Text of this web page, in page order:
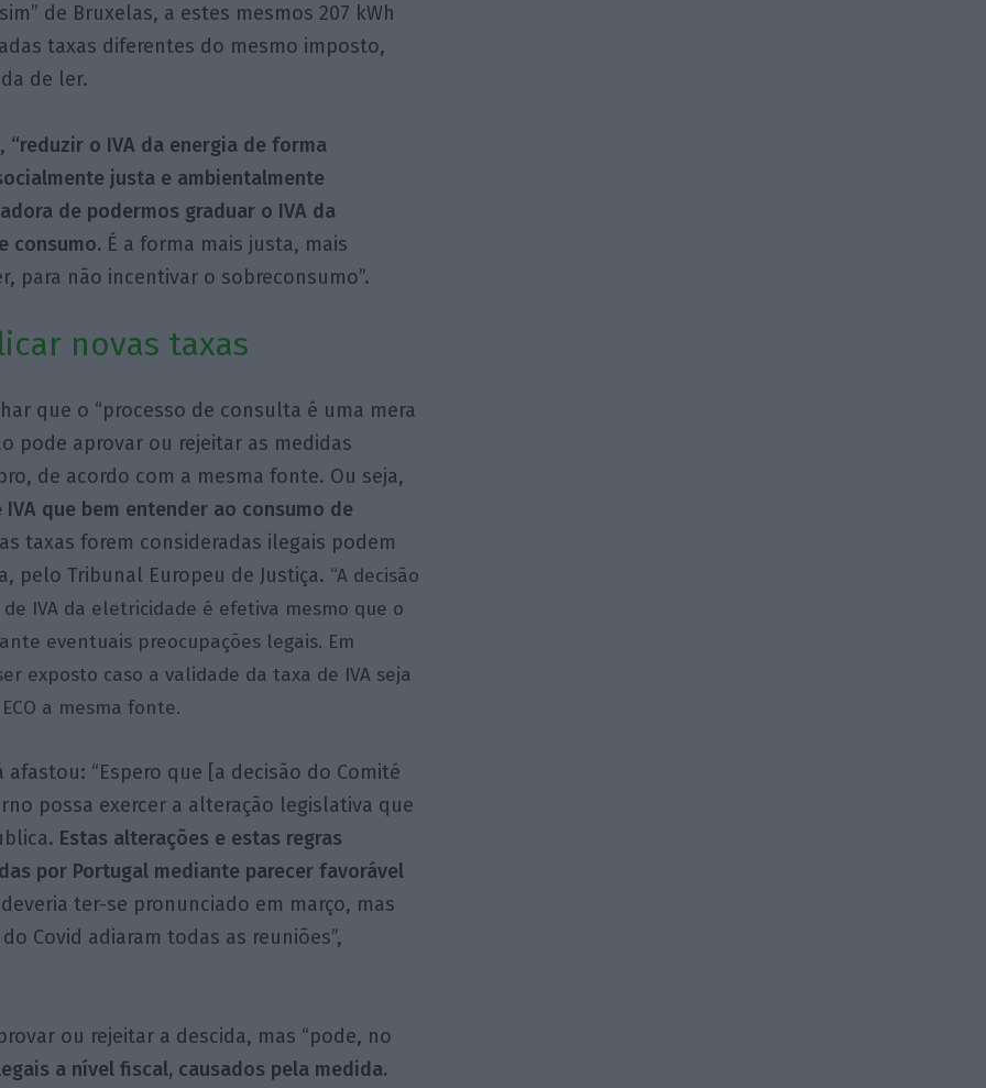
de Bruxelas, a estes mesmos 207 kWh
taxas diferentes do mesmo imposto,
de ler.
“reduzir o IVA da energia de forma
justa e ambientalmente
de podermos graduar o IVA da
consumo. É a forma mais justa, mais
para não incentivar o sobreconsumo”.
novas taxas
que o “processo de consulta é uma mera
pode aprovar ou rejeitar as medidas
de acordo com a mesma fonte. Ou seja,
que bem entender ao consumo de
taxas forem consideradas ilegais podem
pelo Tribunal Europeu de Justiça. “A decisão
IVA da eletricidade é efetiva mesmo que o
eventuais preocupações legais. Em
exposto caso a validade da taxa de IVA seja
a mesma fonte.
“Espero que [a decisão do Comité
possa exercer a alteração legislativa que
Estas alterações e estas regras
por Portugal mediante parecer favorável
ter-se pronunciado em março, mas
Covid adiaram todas as reuniões”,
ou rejeitar a descida, mas “pode, no
a nível fiscal, causados pela medida.